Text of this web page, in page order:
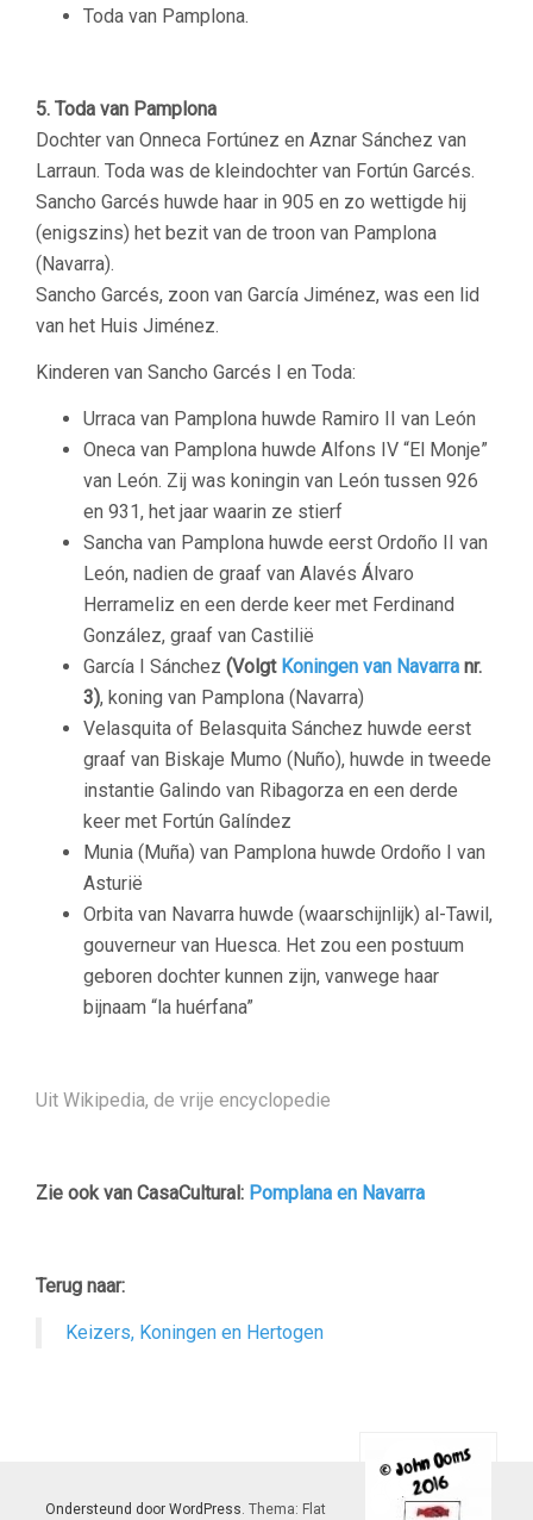
Toda van Pamplona.
5. Toda van Pamplona
Dochter van Onneca Fortúnez en Aznar Sánchez van
Larraun. Toda was de kleindochter van Fortún Garcés.
Sancho Garcés huwde haar in 905 en zo wettigde hij
(enigszins) het bezit van de troon van Pamplona
(Navarra).
Sancho Garcés, zoon van García Jiménez, was een lid
van het Huis Jiménez.
Kinderen van Sancho Garcés I en Toda:
Urraca van Pamplona huwde Ramiro II van León
Oneca van Pamplona huwde Alfons IV “El Monje”
van León. Zij was koningin van León tussen 926
en 931, het jaar waarin ze stierf
Sancha van Pamplona huwde eerst Ordoño II van
León, nadien de graaf van Alavés Álvaro
Herrameliz en een derde keer met Ferdinand
González, graaf van Castilië
García I Sánchez (Volgt Koningen van Navarra nr.
3), koning van Pamplona (Navarra)
Velasquita of Belasquita Sánchez huwde eerst
graaf van Biskaje Mumo (Nuño), huwde in tweede
instantie Galindo van Ribagorza en een derde
keer met Fortún Galíndez
Munia (Muña) van Pamplona huwde Ordoño I van
Asturië
Orbita van Navarra huwde (waarschijnlijk) al-Tawil,
gouverneur van Huesca. Het zou een postuum
geboren dochter kunnen zijn, vanwege haar
bijnaam “la huérfana”
Uit Wikipedia, de vrije encyclopedie
Zie ook van CasaCultural: Pomplana en Navarra
Terug naar:
Keizers, Koningen en Hertogen
Ondersteund door WordPress. Thema: Flat